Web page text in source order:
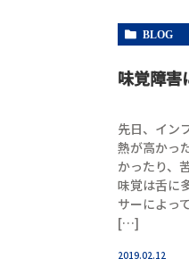
BLOG
味覚障害
先日、イン
熱が高かっ
かったり、
味覚は舌に
サーによっ
[…]
2019.02.12